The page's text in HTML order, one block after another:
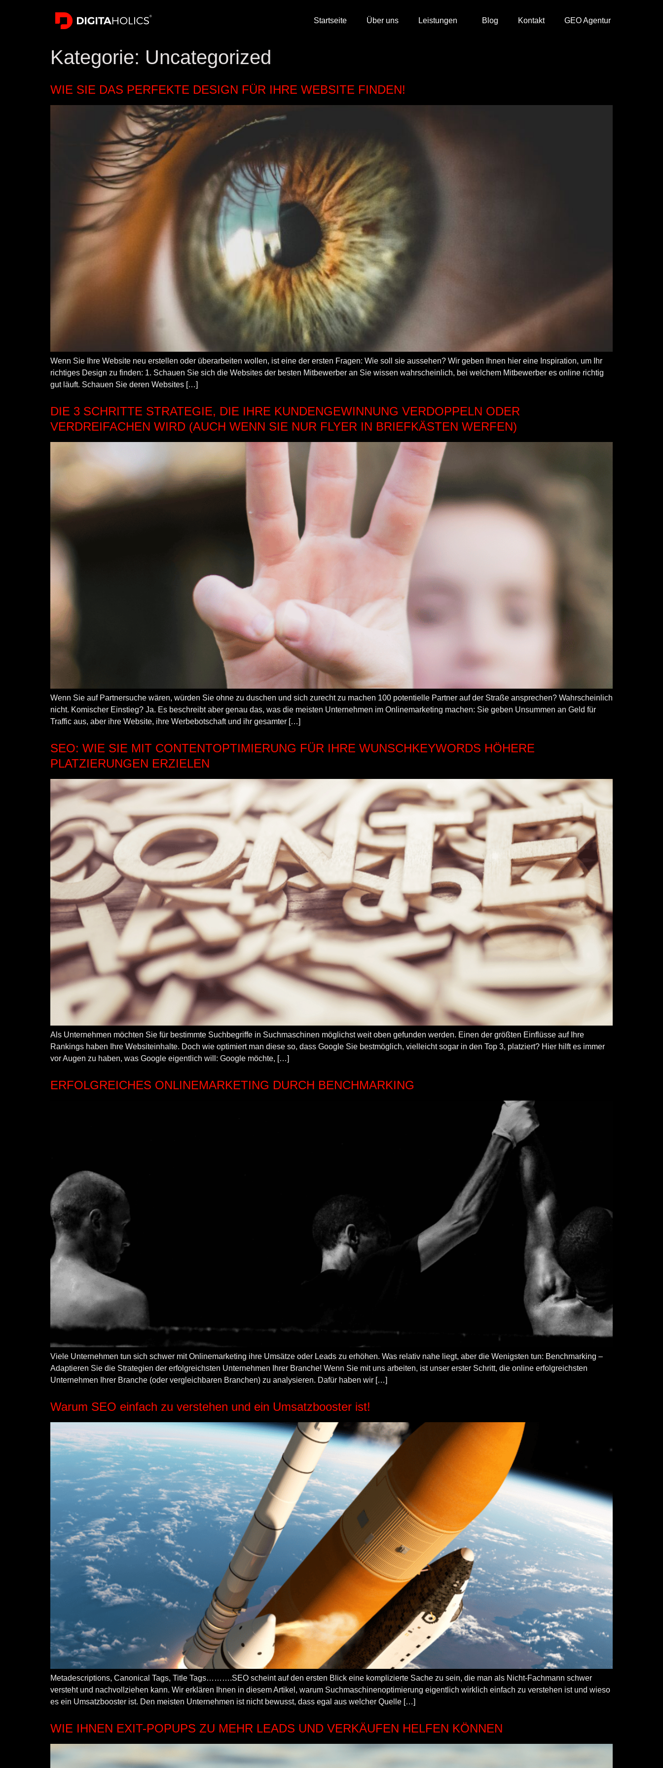
Startseite Über uns Leistungen Blog Kontakt GEO Agentur
Kategorie: Uncategorized
WIE SIE DAS PERFEKTE DESIGN FÜR IHRE WEBSITE FINDEN!
Wenn Sie Ihre Website neu erstellen oder überarbeiten wollen, ist eine der ersten Fragen: Wie soll sie aussehen? Wir geben Ihnen hier eine Inspiration, um Ihr
richtiges Design zu finden: 1. Schauen Sie sich die Websites der besten Mitbewerber an Sie wissen wahrscheinlich, bei welchem Mitbewerber es online richtig
gut läuft. Schauen Sie deren Websites […]
DIE 3 SCHRITTE STRATEGIE, DIE IHRE KUNDENGEWINNUNG VERDOPPELN ODER
VERDREIFACHEN WIRD (AUCH WENN SIE NUR FLYER IN BRIEFKÄSTEN WERFEN)
Wenn Sie auf Partnersuche wären, würden Sie ohne zu duschen und sich zurecht zu machen 100 potentielle Partner auf der Straße ansprechen? Wahrscheinlich
nicht. Komischer Einstieg? Ja. Es beschreibt aber genau das, was die meisten Unternehmen im Onlinemarketing machen: Sie geben Unsummen an Geld für
Traffic aus, aber ihre Website, ihre Werbebotschaft und ihr gesamter […]
SEO: WIE SIE MIT CONTENTOPTIMIERUNG FÜR IHRE WUNSCHKEYWORDS HÖHERE
PLATZIERUNGEN ERZIELEN
Als Unternehmen möchten Sie für bestimmte Suchbegriffe in Suchmaschinen möglichst weit oben gefunden werden. Einen der größten Einflüsse auf Ihre
Rankings haben Ihre Websiteinhalte. Doch wie optimiert man diese so, dass Google Sie bestmöglich, vielleicht sogar in den Top 3, platziert? Hier hilft es immer
vor Augen zu haben, was Google eigentlich will: Google möchte, […]
ERFOLGREICHES ONLINEMARKETING DURCH BENCHMARKING
Viele Unternehmen tun sich schwer mit Onlinemarketing ihre Umsätze oder Leads zu erhöhen. Was relativ nahe liegt, aber die Wenigsten tun: Benchmarking –
Adaptieren Sie die Strategien der erfolgreichsten Unternehmen Ihrer Branche! Wenn Sie mit uns arbeiten, ist unser erster Schritt, die online erfolgreichsten
Unternehmen Ihrer Branche (oder vergleichbaren Branchen) zu analysieren. Dafür haben wir […]
Warum SEO einfach zu verstehen und ein Umsatzbooster ist!
Metadescriptions, Canonical Tags, Title Tags……….SEO scheint auf den ersten Blick eine komplizierte Sache zu sein, die man als Nicht-Fachmann schwer
versteht und nachvollziehen kann. Wir erklären Ihnen in diesem Artikel, warum Suchmaschinenoptimierung eigentlich wirklich einfach zu verstehen ist und wieso
es ein Umsatzbooster ist. Den meisten Unternehmen ist nicht bewusst, dass egal aus welcher Quelle […]
WIE IHNEN EXIT-POPUPS ZU MEHR LEADS UND VERKÄUFEN HELFEN KÖNNEN